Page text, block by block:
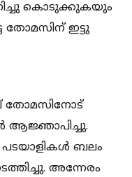
കൊടുക്കുകയും
തോമസിന് ഇട്ടു
തോമസിനോട്
ആജ്ഞാപിച്ചു.
പടയാളികള്‍ ബലം
അന്നേരം